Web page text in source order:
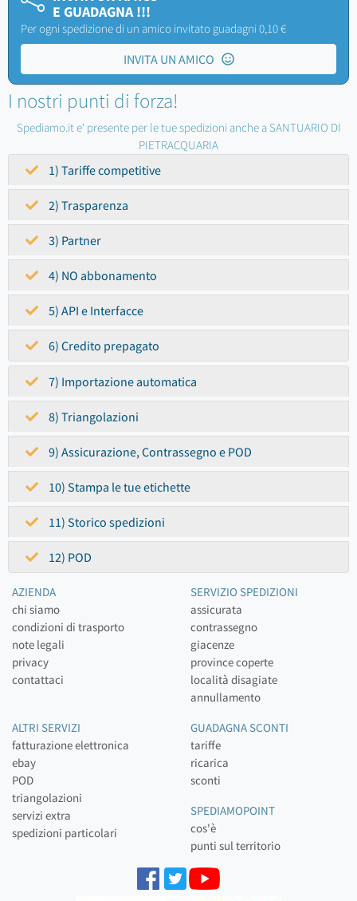
E GUADAGNA !!!
Per ogni spedizione di un amico invitato guadagni 0,10 €
INVITA UN AMICO
I nostri punti di forza!
Spediamo.it e' presente per le tue spedizioni anche a SANTUARIO DI
PIETRACQUARIA
1) Tariffe competitive
2) Trasparenza
3) Partner
4) NO abbonamento
5) API e Interfacce
6) Credito prepagato
7) Importazione automatica
8) Triangolazioni
9) Assicurazione, Contrassegno e POD
10) Stampa le tue etichette
11) Storico spedizioni
12) POD
AZIENDA
chi siamo
condizioni di trasporto
note legali
privacy
contattaci
SERVIZIO SPEDIZIONI
assicurata
contrassegno
giacenze
province coperte
località disagiate
annullamento
ALTRI SERVIZI
fatturazione elettronica
ebay
POD
triangolazioni
servizi extra
spedizioni particolari
GUADAGNA SCONTI
tariffe
ricarica
sconti
SPEDIAMOPOINT
cos'è
punti sul territorio